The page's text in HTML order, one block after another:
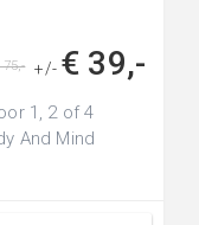
+/- € 39,-
75,-
1, 2 of 4
And Mind